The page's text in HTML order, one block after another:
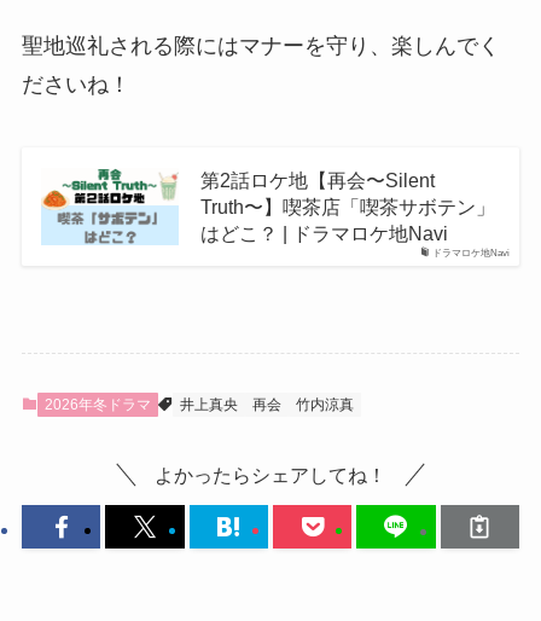
聖地巡礼される際にはマナーを守り、楽しんでく
ださいね！
ドラマロケ地Navi
第2話ロケ地【再会〜Silent
Truth〜】喫茶店「喫茶サボテン」
はどこ？ | ドラマロケ地Navi
2026年冬ドラマ 井上真央 再会 竹内涼真
よかったらシェアしてね！